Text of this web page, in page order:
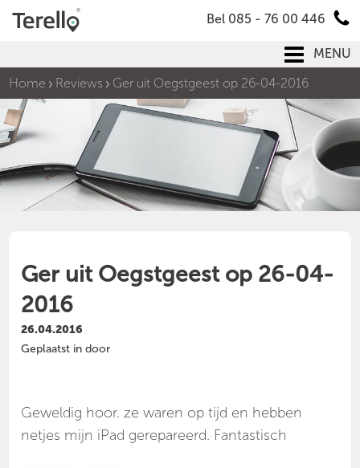
Bel 085 - 76 00 446
MENU
Home
Reviews Ger uit Oegstgeest op 26-04-2016
Ger uit Oegstgeest op 26-04-
2016
26.04.2016
Geplaatst in door
Geweldig hoor. ze waren op tijd en hebben
netjes mijn iPad gerepareerd. Fantastisch